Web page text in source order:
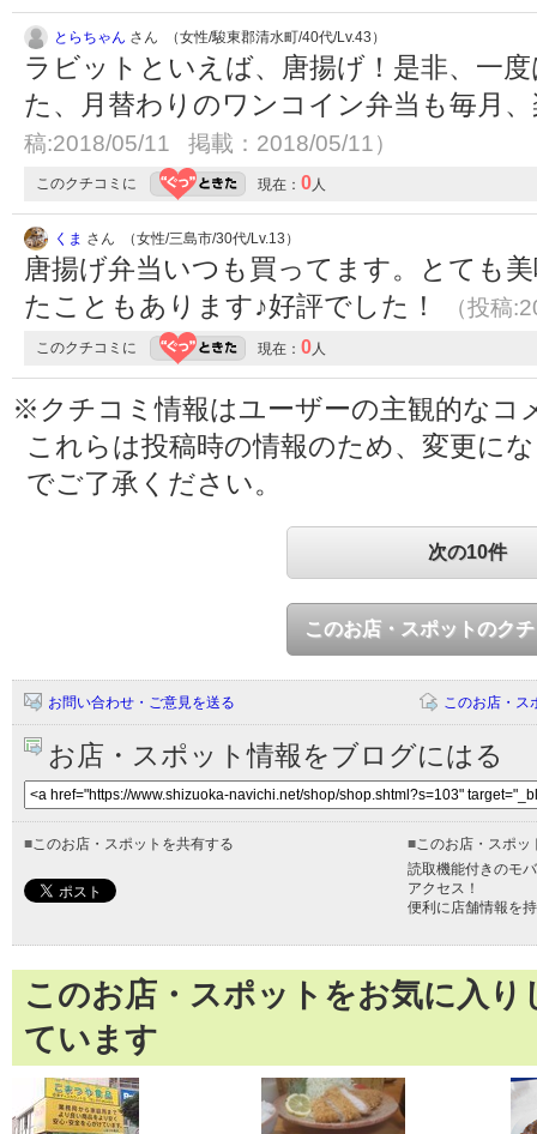
とらちゃん さん （女性/駿東郡清水町/40代/Lv.43）
ラビットといえば、唐揚げ！是非、一
た、月替わりのワンコイン弁当も毎月
稿:2018/05/11 掲載：2018/05/11）
このクチコミに 現在： 0人
くま さん （女性/三島市/30代/Lv.13）
唐揚げ弁当いつも買ってます。とても
たこともあります♪好評でした！
（投稿
このクチコミに 現在： 0人
※クチコミ情報はユーザーの主観的なコ
これらは投稿時の情報のため、変更に
でご了承ください。
次の10件
このお店・スポットのク
お問い合わせ・ご意見を送る このお店・ス
お店・スポット情報をブログにはる
■このお店・スポットを共有する ■このお店・スポッ
読取機能付きのモ
アクセス！
便利に店舗情報を
このお店・スポットをお気に入
ています